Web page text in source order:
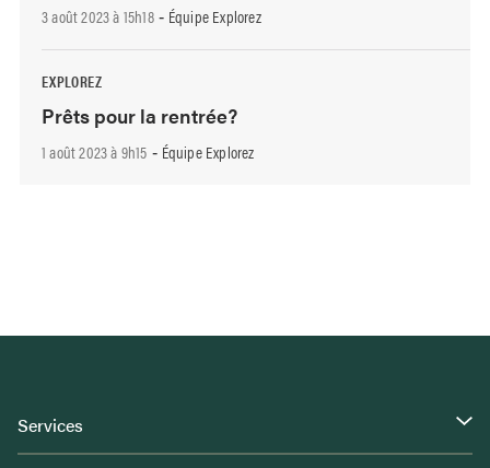
3 août 2023 à 15h18- Équipe Explorez
EXPLOREZ
Prêts pour la rentrée?
1 août 2023 à 9h15 - Équipe Explorez
Services